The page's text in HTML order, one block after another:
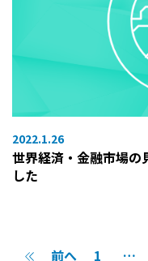
2022.1.26
世界経済・金融市場の
した
前へ 1 …